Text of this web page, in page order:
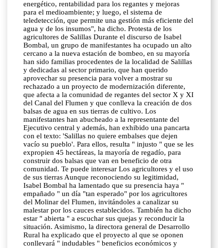
energético, rentabilidad para los regantes y mejoras
para el medioambiente; y luego, el sistema de
teledetección, que permite una gestión más eficiente del
agua y de los insumos", ha dicho. Protesta de los
agricultores de Salillas Durante el discurso de Isabel
Bombal, un grupo de manifestantes ha ocupado un alto
cercano a la nueva estación de bombeo, en su mayoría
han sido familias procedentes de la localidad de Salillas
y dedicadas al sector primario, que han querido
aprovechar su presencia para volver a mostrar su
rechazado a un proyecto de modernización diferente,
que afecta a la comunidad de regantes del sector X y XI
del Canal del Flumen y que conlleva la creación de dos
balsas de agua en sus tierras de cultivo. Los
manifestantes han abucheado a la representante del
Ejecutivo central y además, han exhibido una pancarta
con el texto: 'Salillas no quiere embalses que dejen
vacío su pueblo'. Para ellos, resulta " injusto " que se les
expropien 45 hectáreas, la mayoría de regadío, para
construir dos balsas que van en beneficio de otra
comunidad. Te puede interesar Los agricultores y el uso
de sus tierras Aunque reconociendo su legitimidad,
Isabel Bombal ha lamentado que su presencia haya "
empañado " un día "tan esperado" por los agricultores
del Molinar del Flumen, invitándoles a canalizar su
malestar por los cauces establecidos. También ha dicho
estar " abierta " a escuchar sus quejas y reconducir la
situación. Asimismo, la directora general de Desarrollo
Rural ha explicado que el proyecto al que se oponen
conllevará " indudables " beneficios económicos y